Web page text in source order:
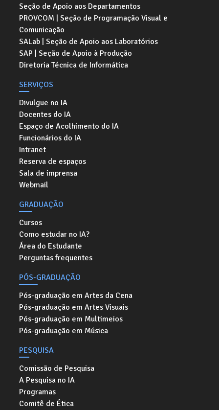
Seção de Apoio aos Departamentos
PROVCOM | Seção de Programação Visual e
Comunicação
SALab | Seção de Apoio aos Laboratórios
SAP | Seção de Apoio à Produção
Diretoria Técnica de Informática
SERVIÇOS
Divulgue no IA
Docentes do IA
Espaço de Acolhimento do IA
Funcionários do IA
Intranet
Reserva de espaços
Sala de imprensa
Webmail
GRADUAÇÃO
Cursos
Como estudar no IA?
Área do Estudante
Perguntas frequentes
PÓS-GRADUAÇÃO
Pós-graduação em Artes da Cena
Pós-graduação em Artes Visuais
Pós-graduação em Multimeios
Pós-graduação em Música
PESQUISA
Comissão de Pesquisa
A Pesquisa no IA
Programas
Comitê de Ética